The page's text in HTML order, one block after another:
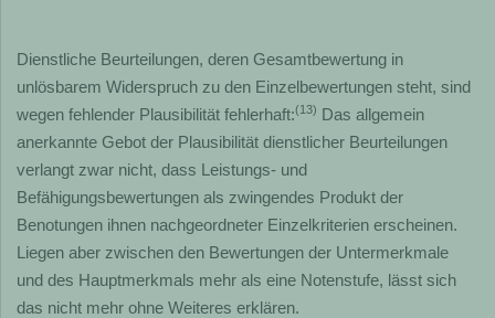
Dienstliche Beurteilungen, deren Gesamtbewertung in
unlösbarem Widerspruch zu den Einzelbewertungen steht, sind
wegen fehlender Plausibilität fehlerhaft:(13) Das allgemein
anerkannte Gebot der Plausibilität dienstlicher Beurteilungen
verlangt zwar nicht, dass Leistungs- und
Befähigungsbewertungen als zwingendes Produkt der
Benotungen ihnen nachgeordneter Einzelkriterien erscheinen.
Liegen aber zwischen den Bewertungen der Untermerkmale
und des Hauptmerkmals mehr als eine Notenstufe, lässt sich
das nicht mehr ohne Weiteres erklären.